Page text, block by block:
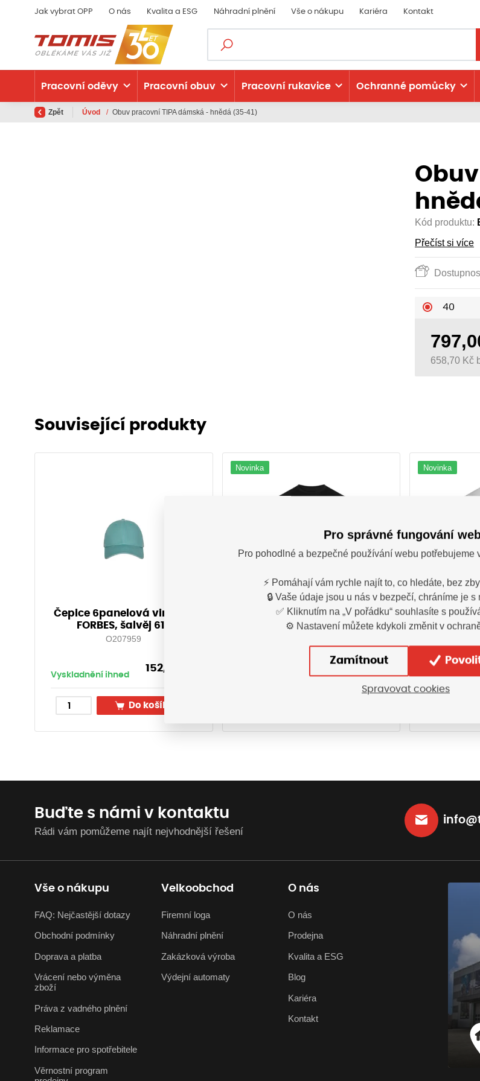
Jak vybrat OPP O nás Kvalita a ESG Náhradní plnění Vše o nákupu Kariéra Kontakt
Pracovní oděvy Pracovní obuv Pracovní rukavice Ochranné pomůcky
Zpět Úvod / Obuv pracovní TIPA dámská - hnědá (35-41)
Kód produktu:
Přečíst si více
40
658,70 Kč
Související produkty
Čepice 6panelová vintage
FORBES, šalvěj 613
O207959
Vyskladnění ihned
152,70
Do košíku
Novinka
Tričko pánské ULTRITE®GO!
černá
Vyskladnění ihned s DPH
Novinka
Tričko
Vyskladnění
Buďte s námi v kontaktu
Rádi vám pomůžeme najít nejvhodnější řešení
Vše o nákupu
FAQ: Nejčastější dotazy
Obchodní podmínky
Doprava a platba
Vrácení nebo výměna
zboží
Práva z vadného plnění
Reklamace
Informace pro spotřebitele
Věrnostní program
Velkoobchod
Firemní loga
Náhradní plnění
Zakázková výroba
Výdejní automaty
O nás
O nás
Prodejna
Kvalita a ESG
Blog
Kariéra
Kontakt
Pro správné fungování
Pro pohodlné a bezpečné používání webu potřebujeme
⚡ Pomáhají vám rychle najít to, co hledáte, bez
🔒 Vaše údaje jsou u nás v bezpečí, chráníme je s
✅ Kliknutím na „V pořádku“ souhlasíte s
⚙️ Nastavení můžete kdykoli změnit v
Zamítnout
Spravovat cookies